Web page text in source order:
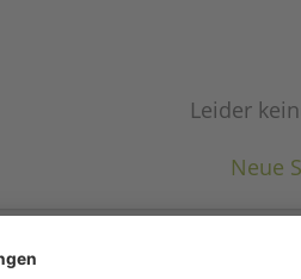
Leider
Neue
Automatisch neue Jobs per E-Mail